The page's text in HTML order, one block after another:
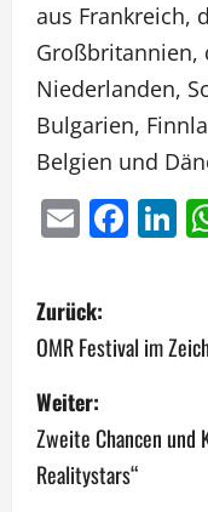
aus Frankreich,
Großbritannien,
Niederlanden,
Bulgarien,
Belgien und
Email
B
e
i
t
Zurück:
OMR Festival im
Weiter:
Zweite Chancen
Realitystars“